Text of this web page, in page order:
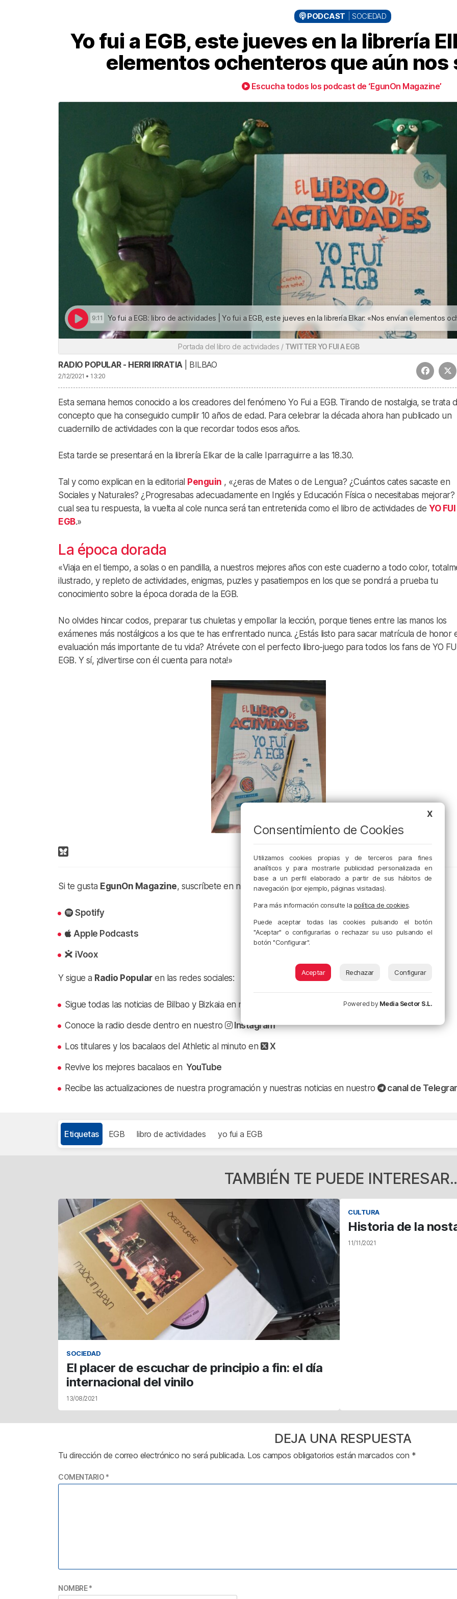
PODCAST SOCIEDAD
Yo fui a EGB, este jueves en la librería
elementos ochenteros que aún
Escucha todos los podcast de ‘EgunOn Magazine’
9:11 Yo fui a EGB: libro de actividades | Yo fui a EGB, este jueves en la librería Elkar: «Nos envían elementos ochenteros que aún nos
Portada del libro de actividades / TWITTER YO FUI A EGB
RADIO POPULAR - HERRI IRRATIA| BILBAO
2/12/2021 • 13:20
Esta semana hemos conocido a los creadores del fenómeno Yo Fui a EGB. Tirando de nostalgia, se trata
concepto que ha conseguido cumplir 10 años de edad. Para celebrar la década ahora han publicado un
cuadernillo de actividades con la que recordar todos esos años.
Esta tarde se presentará en la librería Elkar de la calle Iparraguirre a las 18.30.
Tal y como explican en la editorial Penguin , «¿eras de Mates o de Lengua? ¿Cuántos cates sacaste en
Sociales y Naturales? ¿Progresabas adecuadamente en Inglés y Educación Física o necesitabas mejorar?
cual sea tu respuesta, la vuelta al cole nunca será tan entretenida como el libro de actividades de YO
EGB.»
La época dorada
«Viaja en el tiempo, a solas o en pandilla, a nuestros mejores años con este cuaderno a todo color,
ilustrado, y repleto de actividades, enigmas, puzles y pasatiempos en los que se pondrá a prueba tu
conocimiento sobre la época dorada de la EGB.
No olvides hincar codos, preparar tus chuletas y empollar la lección, porque tienes entre las manos los
exámenes más nostálgicos a los que te has enfrentado nunca. ¿Estás listo para sacar matrícula de honor
evaluación más importante de tu vida? Atrévete con el perfecto libro-juego para todos los fans de YO
EGB. Y sí, ¡divertirse con él cuenta para nota!»
Si te gusta EgunOn Magazine, suscríbete en nuestros canales de podcast:
Spotify
Apple Podcasts
iVoox
Y sigue a Radio Popularen las redes sociales:
Sigue todas las noticias de Bilbao y Bizkaia en nuestro
Conoce la radio desde dentro en nuestro Instagram
Los titulares y los bacalaos del Athletic al minuto en X
Revive los mejores bacalaos en YouTube
Recibe las actualizaciones de nuestra programación y nuestras noticias en nuestro canal de
Etiquetas EGB libro de actividades yo fui a EGB
TAMBIÉN TE PUEDE
SOCIEDAD
El placer de escuchar de principio a fin: el día
internacional del vinilo
13/08/2021
CULTURA
Historia de la
11/11/2021
DEJA UNA RESPUESTA
Tu dirección de correo electrónico no será publicada. Los campos obligatorios están marcados con *
COMENTARIO *
NOMBRE*
X
Consentimiento de Cookies
Utilizamos cookies propias y de terceros para fines
analíticos y para mostrarle publicidad personalizada en
base a un perfil elaborado a partir de sus hábitos de
navegación (por ejemplo, páginas visitadas).
Para más información consulte la política de cookies.
Puede aceptar todas las cookies pulsando el botón
"Aceptar" o configurarlas o rechazar su uso pulsando el
botón "Configurar".
Aceptar Rechazar Configurar
Powered by Media Sector S.L.